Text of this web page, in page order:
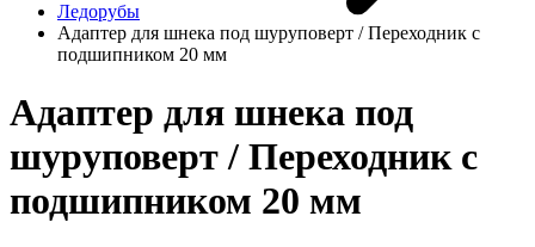
Ледорубы
Адаптер для шнека под шуруповерт / Переходник с
подшипником 20 мм
Адаптер для шнека под
шуруповерт / Переходник с
подшипником 20 мм